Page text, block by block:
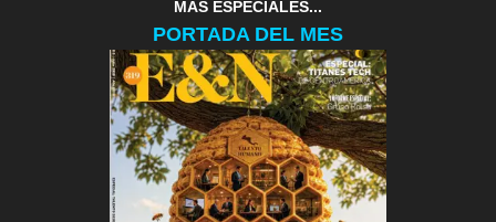
MAS ESPECIALES...
PORTADA DEL MES